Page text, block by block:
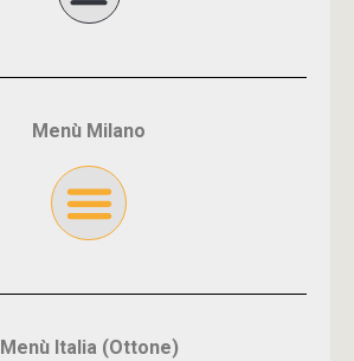
Menù Milano
Menù Italia (Ottone)